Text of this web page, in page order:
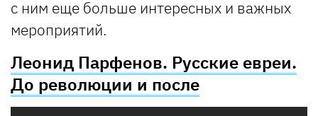
с ним еще больше интересных и важных
мероприятий.
Леонид Парфенов. Русские евреи.
До революции и после